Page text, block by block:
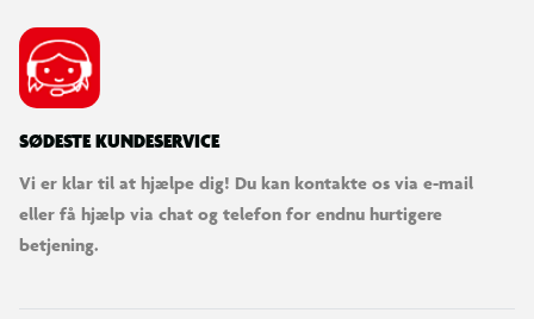
SØDESTE KUNDESERVICE
Vi er klar til at hjælpe dig! Du kan kontakte os via e-mail
eller få hjælp via chat og telefon for endnu hurtigere
betjening.